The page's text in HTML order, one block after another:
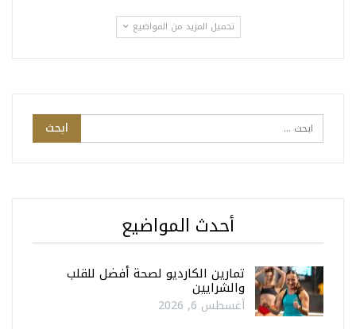
تحميل المزيد من المواضيع
أحدث المواضيع
تمارين الكارديو لصحة أفضل للقلب
والشرايين
أغسطس 6, 2026